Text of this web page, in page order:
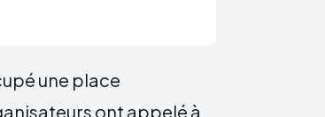
une place
ont appelé à